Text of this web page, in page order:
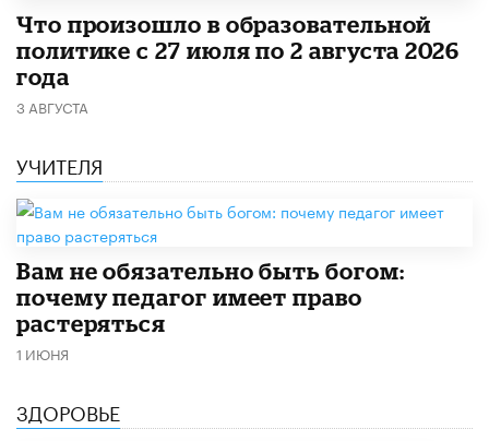
​Что произошло в образовательной
политике с 27 июля по 2 августа 2026
года
3 АВГУСТА
УЧИТЕЛЯ
​Вам не обязательно быть богом:
почему педагог имеет право
растеряться
1 ИЮНЯ
ЗДОРОВЬЕ